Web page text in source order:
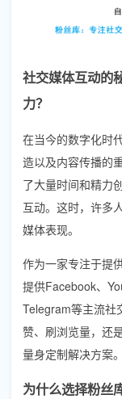
社交媒体互动的
力？
在当今的数字化时
造以及内容传播的
了大量时间和精力
互动。这时，许多
媒体表现。
作为一家专注于提
提供Facebook、
Telegram等主流社
赞、刷浏览量，还
量身定制解决方案。
为什么选择粉丝